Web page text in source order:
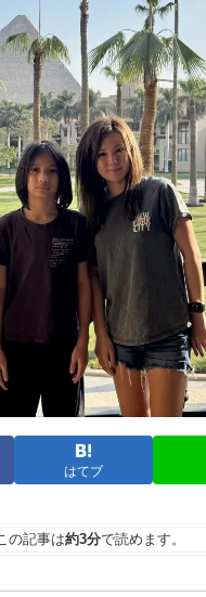
はてブ
の記事は約3分で読めます。